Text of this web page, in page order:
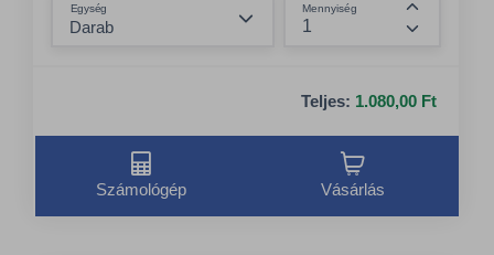
Egység Mennyiség
Összeg
Teljes: 1.080,00 Ft
Számológép Vásárlás